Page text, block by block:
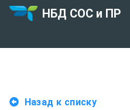
НБД СОС и ПР
Назад к списку